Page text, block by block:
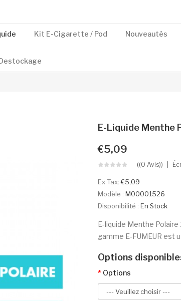
Kit E-Cigarette / Pod Nouveautés
E-Liquide Menthe
€5,09
((0 Avis))
Ex Tax:€5,09
Modèle : M00001526
Disponibilité : En Stock
E-liquide Menthe Polaire
gamme E-FUMEUR est
Options
Options